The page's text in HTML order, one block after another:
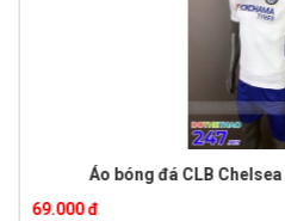
Áo bóng đá CLB
69.000 đ